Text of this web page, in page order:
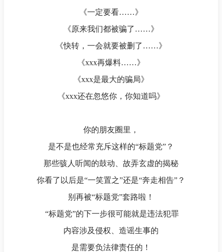
《一定要看……》
《原来我们都被骗了……》
《快转，一会就要被删了……》
《xxx再爆料……》
《xxx是最大的骗局》
《xxx还在忽悠你，你知道吗》
你的朋友圈里，
是不是也经常充斥这样的“标题党”？
那些骇人听闻的鼓动、故弄玄虚的揭秘
你看了以后是“一笑置之”还是“奔走相告”？
别再被“标题党”套路啦！
“标题党”的下一步很可能就是违法犯罪
内容涉及侵权、造谣生事的
是需要负法律责任的！